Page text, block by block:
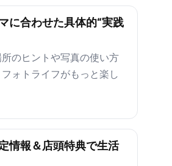
に合わせた具体的“実践
のヒントや写真の使い方
ォトライフがもっと楽し
情報＆店頭特典で生活